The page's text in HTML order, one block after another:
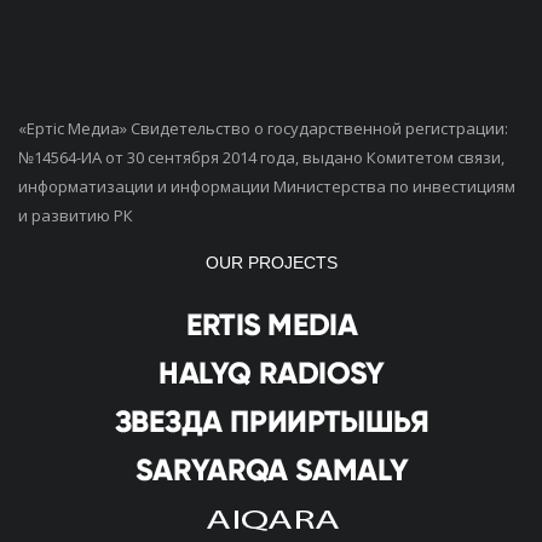
«Ертiс Медиа» Свидетельство о государственной регистрации:
№14564-ИА от 30 сентября 2014 года, выдано Комитетом связи,
информатизации и информации Министерства по инвестициям
и развитию РК
OUR PROJECTS